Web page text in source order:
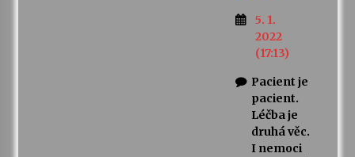
5. 1.
2022
(17:13)
Pacient je
pacient.
Léčba je
druhá věc.
I nemoci